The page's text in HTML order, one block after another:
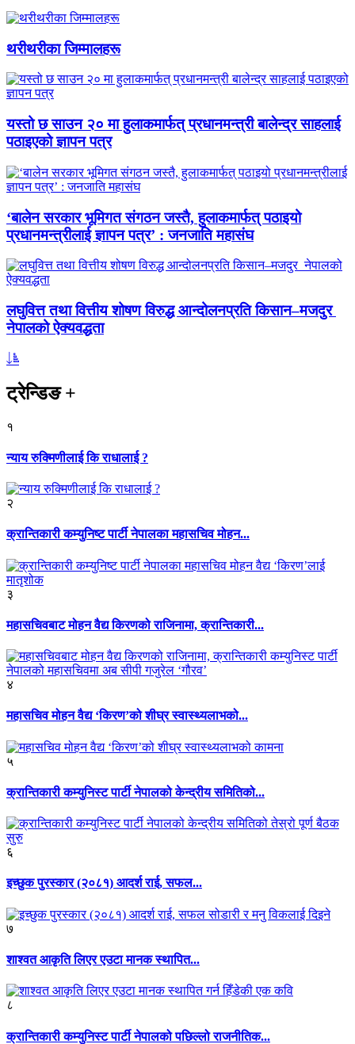
थरीथरीका जिम्मालहरू
यस्तो छ साउन २० मा हुलाकमार्फत् प्रधानमन्त्री बालेन्द्र साहलाई
पठाइएको ज्ञापन पत्र
‘बालेन सरकार भूमिगत संगठन जस्तै, हुलाकमार्फत् पठाइयो
प्रधानमन्त्रीलाई ज्ञापन पत्र’ : जनजाति महासंघ
लघुवित्त तथा वित्तीय शोषण विरुद्ध आन्दोलनप्रति किसान–मजदुर
नेपालको ऐक्यवद्धता
ट्रेन्डिङ+
१
न्याय रुक्मिणीलाई कि राधालाई ?
२
क्रान्तिकारी कम्युनिष्ट पार्टी नेपालका महासचिव मोहन...
३
महासचिवबाट मोहन वैद्य किरणको राजिनामा, क्रान्तिकारी...
४
महासचिव मोहन वैद्य ‘किरण’को शीघ्र स्वास्थ्यलाभको...
५
क्रान्तिकारी कम्युनिस्ट पार्टी नेपालको केन्द्रीय समितिको...
६
इच्छुक पुरस्कार (२०८१) आदर्श राई, सफल...
७
शाश्वत आकृति लिएर एउटा मानक स्थापित...
८
क्रान्तिकारी कम्युनिस्ट पार्टी नेपालको पछिल्लो राजनीतिक...